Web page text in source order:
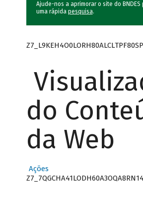
Ajude-nos a aprimorar o site do
uma rápida pesquisa.
do
da Web
Ações